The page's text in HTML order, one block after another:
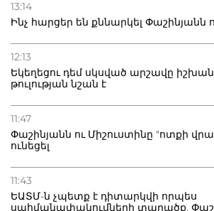
13:14
Ինչ հարցեր են քննարկել
12:13
Եկեղեցու դեմ սկսված արշավը
թուլության նշան է
11:47
Փաշինյանն ու Միշուստինը "ոտքի վրա"
ունեցել
11:43
ԵԱՏՄ-ն չպետք է դիտարկվի որպես
սահմանափակումների տարածք.